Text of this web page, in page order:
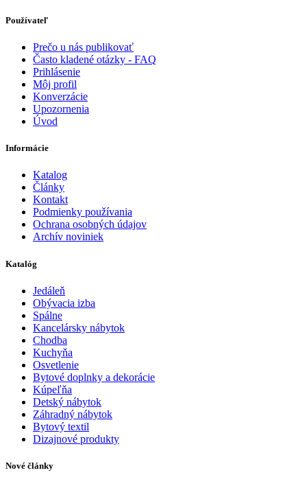
Používateľ
Prečo u nás publikovať
Často kladené otázky - FAQ
Prihlásenie
Môj profil
Konverzácie
Upozornenia
Úvod
Informácie
Katalog
Články
Kontakt
Podmienky používania
Ochrana osobných údajov
Archív noviniek
Katalóg
Jedáleň
Obývacia izba
Spálne
Kancelársky nábytok
Chodba
Kuchyňa
Osvetlenie
Bytové doplnky a dekorácie
Kúpeľňa
Detský nábytok
Záhradný nábytok
Bytový textil
Dizajnové produkty
Nové články